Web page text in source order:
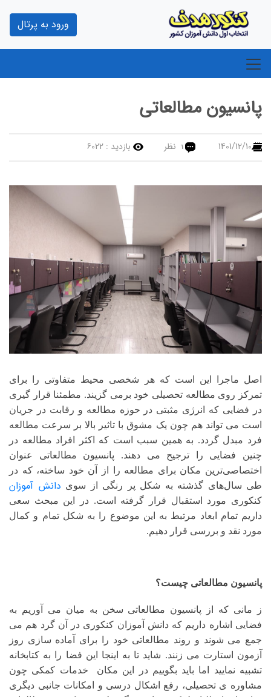
ورود به پرتال
پانسیون مطالعاتی
1401/12/10
1 نظر بازدید :6022
اصل ماجرا این است که هر شخصی محیط متفاوتی را برای
تمرکز روی مطالعه تحصیلی خود برمی گزیند. مطمئنا قرار گیری
در فضایی که انرژی مثبتی در حوزه مطالعه و رقابت در جریان
است می تواند هم چون یک مشوق با تاثیر بالا بر سرعت مطالعه
فرد مبدل گردد. به همین سبب است که اکثر افراد مطالعه در
چنین فضایی را ترجیح می دهند. پانسیون مطالعاتی عنوان
اختصاصی‌ترین مکان‌ برای مطالعه را از آن خود ساخته، که در
طی سال‌های گذشته به شکل پر رنگی از سوی دانش آموزان
کنکوری مورد استقبال قرار گرفته است. در این مبحث سعی
داریم تمام ابعاد مرتبط به این موضوع را به شکل تمام و کمال
مورد نقد و بررسی قرار دهیم.
پانسیون مطالعاتی چیست؟
ز مانی که از پانسیون مطالعاتی سخن به میان می آوریم به
فضایی اشاره داریم که دانش آموزان کنکوری در آن گرد هم می
جمع می شوند و روند مطالعاتی خود را برای آماده سازی روز
آزمون استارت می زنند. شاید تا به اینجا این فضا را به کتابخانه
تشبیه نمایید اما باید بگوییم در این مکان خدمات کمکی چون
مشاوره ی تحصیلی، رفع اشکال درسی و امکانات جانبی دیگری